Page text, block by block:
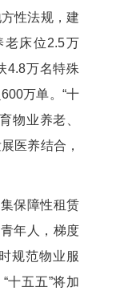
性法规，建
老床位2.5万
4.8万名特殊
万单。“十
物业养老、
医养结合，
保障性租赁
年人，梯度
规范物业服
十五五”将加